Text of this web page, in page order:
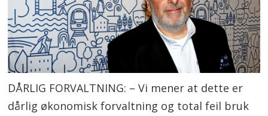
DÅRLIG FORVALTNING: – Vi mener at dette er
dårlig økonomisk forvaltning og total feil bruk